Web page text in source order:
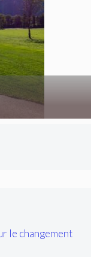
le changement